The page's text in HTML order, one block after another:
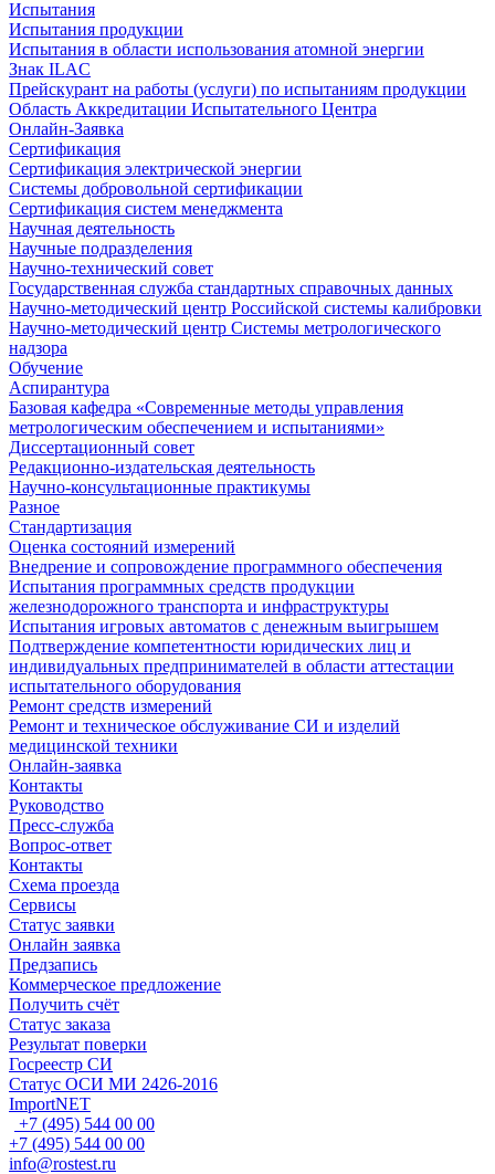
Испытания
Испытания продукции
Испытания в области использования атомной энергии
Знак ILAC
Прейскурант на работы (услуги) по испытаниям продукции
Область Аккредитации Испытательного Центра
Онлайн-Заявка
Сертификация
Сертификация электрической энергии
Системы добровольной сертификации
Сертификация систем менеджмента
Научная деятельность
Научные подразделения
Научно-технический совет
Государственная служба стандартных справочных данных
Научно-методический центр Российской системы калибровки
Научно-методический центр Системы метрологического
надзора
Обучение
Аспирантура
Базовая кафедра «Современные методы управления
метрологическим обеспечением и испытаниями»
Диссертационный совет
Редакционно-издательская деятельность
Научно-консультационные практикумы
Разное
Стандартизация
Оценка состояний измерений
Внедрение и сопровождение программного обеспечения
Испытания программных средств продукции
железнодорожного транспорта и инфраструктуры
Испытания игровых автоматов с денежным выигрышем
Подтверждение компетентности юридических лиц и
индивидуальных предпринимателей в области аттестации
испытательного оборудования
Ремонт средств измерений
Ремонт и техническое обслуживание СИ и изделий
медицинской техники
Онлайн-заявка
Контакты
Руководство
Пресс-служба
Вопрос-ответ
Контакты
Схема проезда
Сервисы
Статус заявки
Онлайн заявка
Предзапись
Коммерческое предложение
Получить счёт
Статус заказа
Результат поверки
Госреестр СИ
Статус ОСИ МИ 2426-2016
ImportNET
+7 (495) 544 00 00
+7 (495) 544 00 00
info@rostest.ru